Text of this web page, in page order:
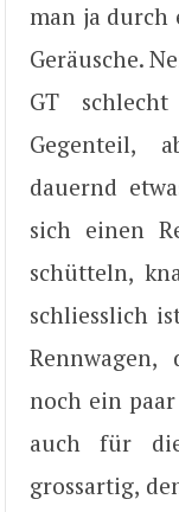
man ja durch
Geräusche.
GT
Gegenteil,
dauernd
sich einen
schütteln,
schliesslich
noch ein
auch für
grossartig,